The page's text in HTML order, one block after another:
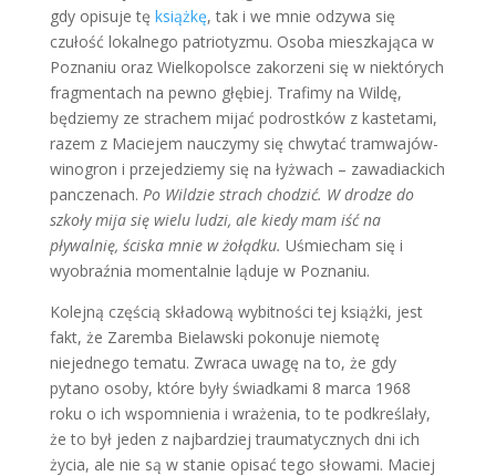
gdy opisuje tę książkę, tak i we mnie odzywa się
czułość lokalnego patriotyzmu. Osoba mieszkająca w
Poznaniu oraz Wielkopolsce zakorzeni się w niektórych
fragmentach na pewno głębiej. Trafimy na Wildę,
będziemy ze strachem mijać podrostków z kastetami,
razem z Maciejem nauczymy się chwytać tramwajów-
winogron i przejedziemy się na łyżwach – zawadiackich
panczenach. Po Wildzie strach chodzić. W drodze do
szkoły mija się wielu ludzi, ale kiedy mam iść na
pływalnię, ściska mnie w żołądku. Uśmiecham się i
wyobraźnia momentalnie ląduje w Poznaniu.
Kolejną częścią składową wybitności tej książki, jest
fakt, że Zaremba Bielawski pokonuje niemotę
niejednego tematu. Zwraca uwagę na to, że gdy
pytano osoby, które były świadkami 8 marca 1968
roku o ich wspomnienia i wrażenia, to te podkreślały,
że to był jeden z najbardziej traumatycznych dni ich
życia, ale nie są w stanie opisać tego słowami. Maciej